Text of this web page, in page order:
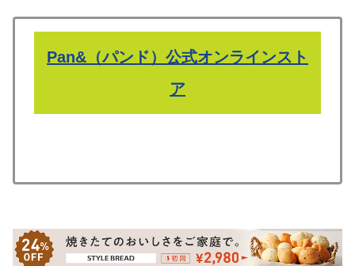
Pan&（パンド）公式オンラインスト
ア